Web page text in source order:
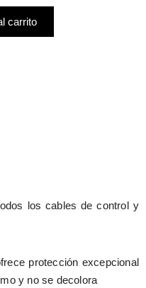
carrito
los cables de control y
protección excepcional
y no se decolora